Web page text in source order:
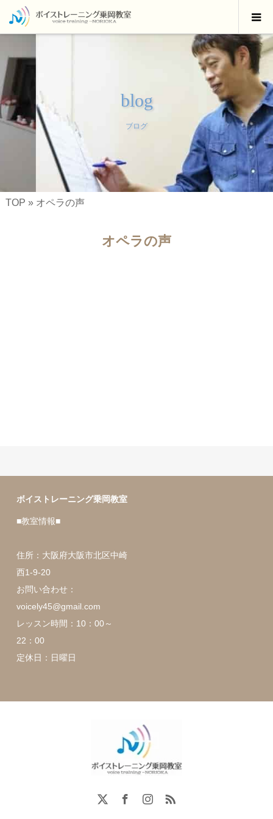
blog
ブログ
TOP » オペラの声
オペラの声
ボイストレーニング乗岡教室
■教室情報■
住所：大阪府大阪市北区中崎
西1-9-20
お問い合わせ：
voicely45@gmail.com
レッスン時間：10：00～
22：00
定休日：日曜日